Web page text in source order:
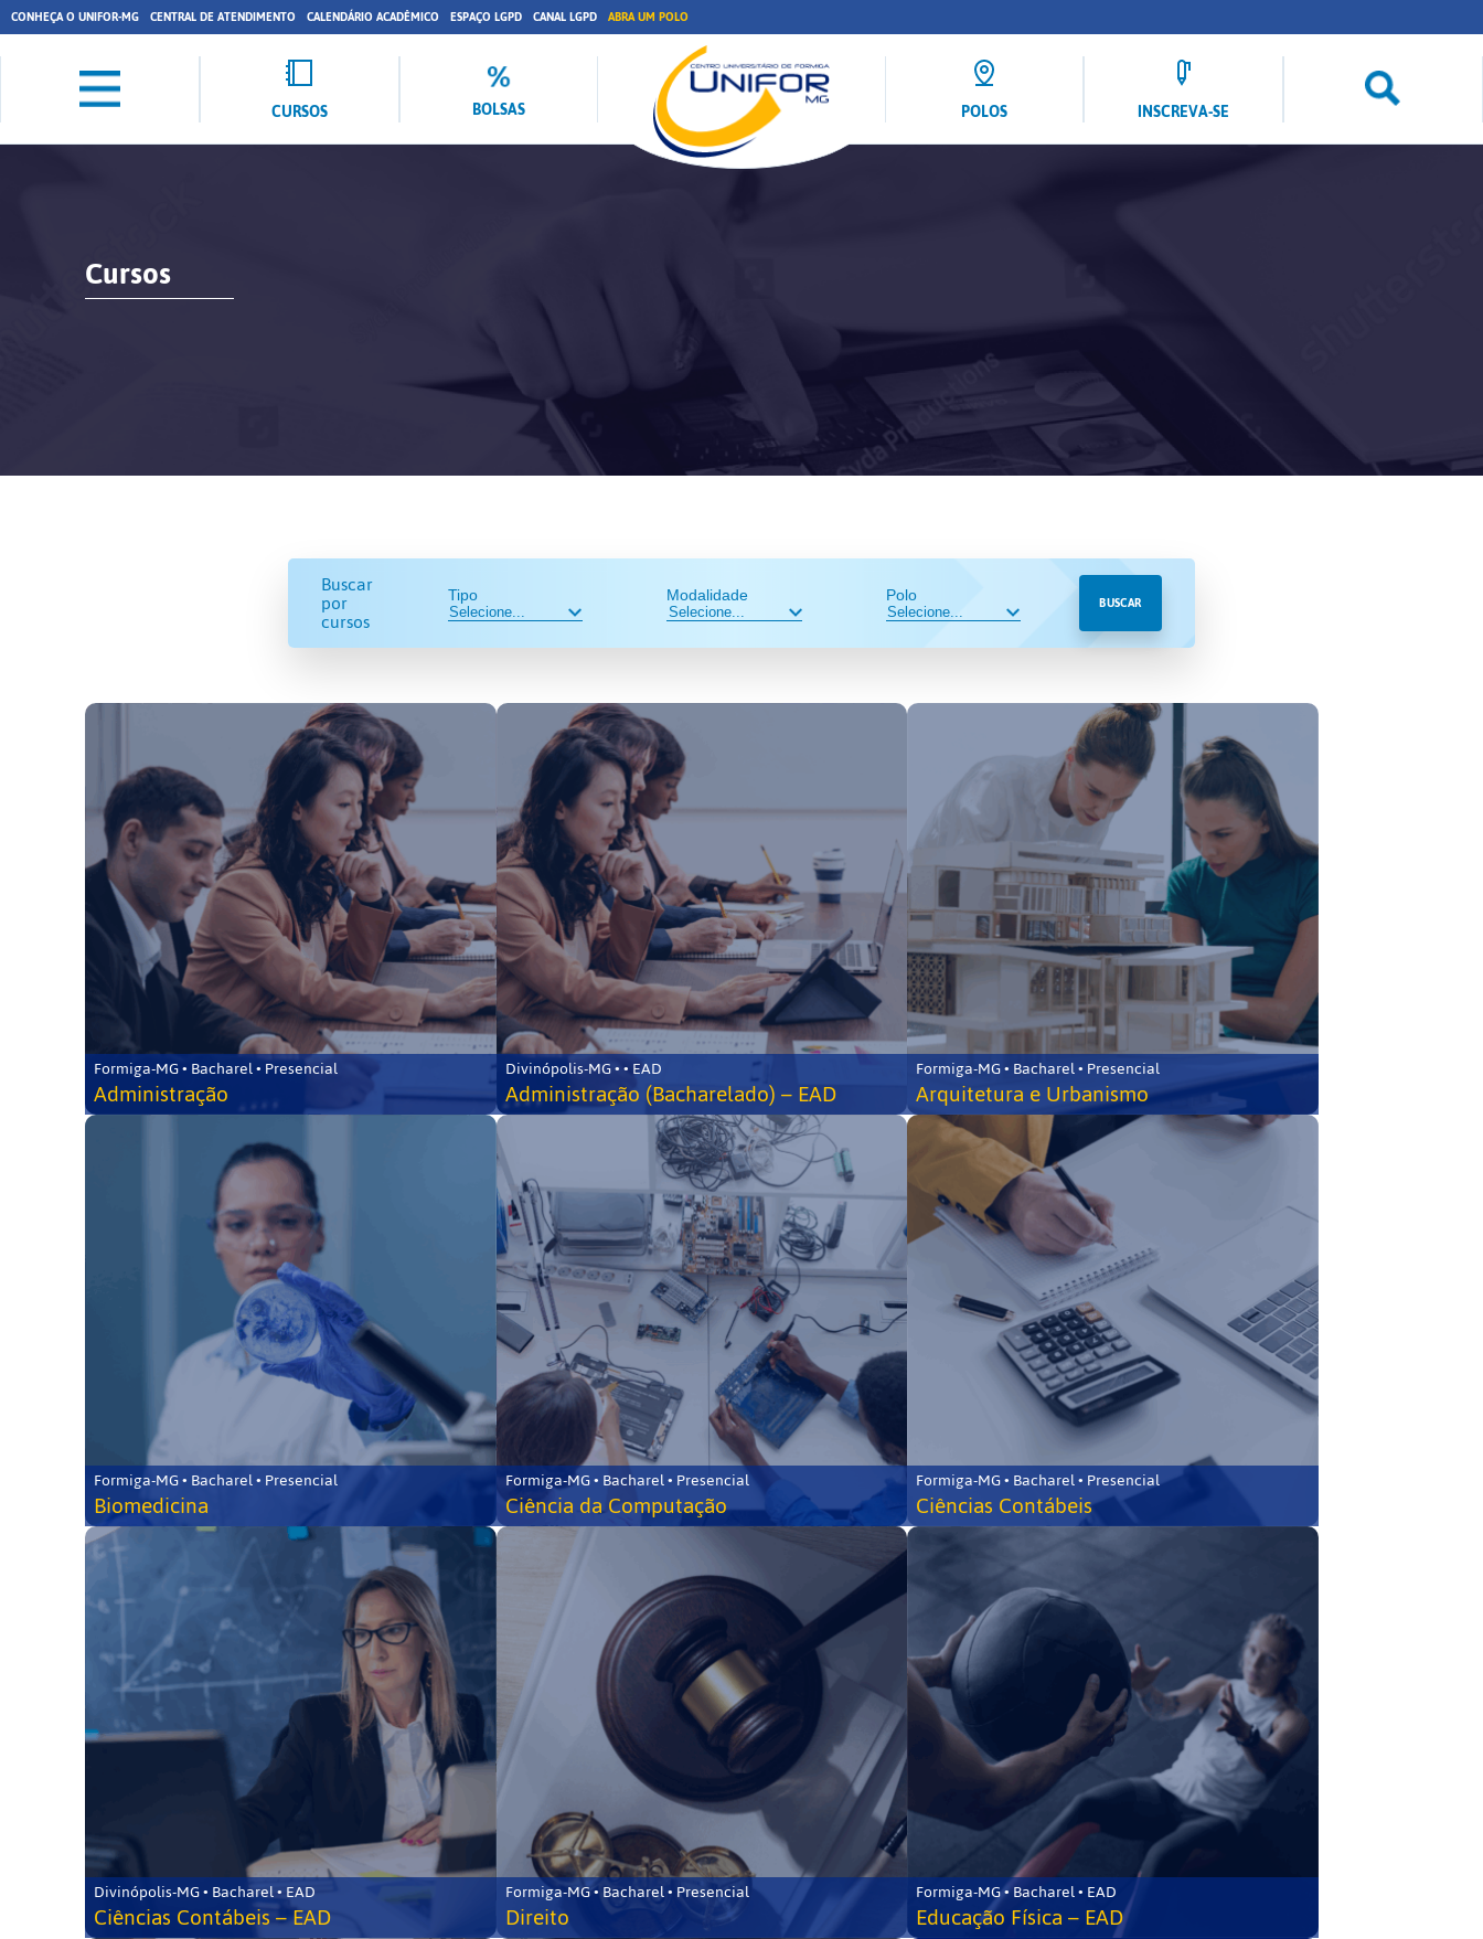
CONHEÇA O UNIFOR-MG CENTRAL DE ATENDIMENTO CALENDÁRIO ACADÊMICO ESPAÇO LGPD CANAL LGPD ABRA UM POLO
CURSOS BOLSAS POLOS INSCREVA-SE
Cursos
Buscar
por
cursos
Tipo Modalidade Polo BUSCAR
Formiga-MG • Bacharel • Presencial
Administração
Divinópolis-MG • • EAD
Administração (Bacharelado) – EAD
Formiga-MG • Bacharel • Presencial
Arquitetura e Urbanismo
Formiga-MG • Bacharel • Presencial
Biomedicina
Formiga-MG • Bacharel • Presencial
Ciência da Computação
Formiga-MG • Bacharel • Presencial
Ciências Contábeis
Divinópolis-MG • Bacharel • EAD
Ciências Contábeis – EAD
Formiga-MG • Bacharel • Presencial
Direito
Formiga-MG • Bacharel • EAD
Educação Física – EAD